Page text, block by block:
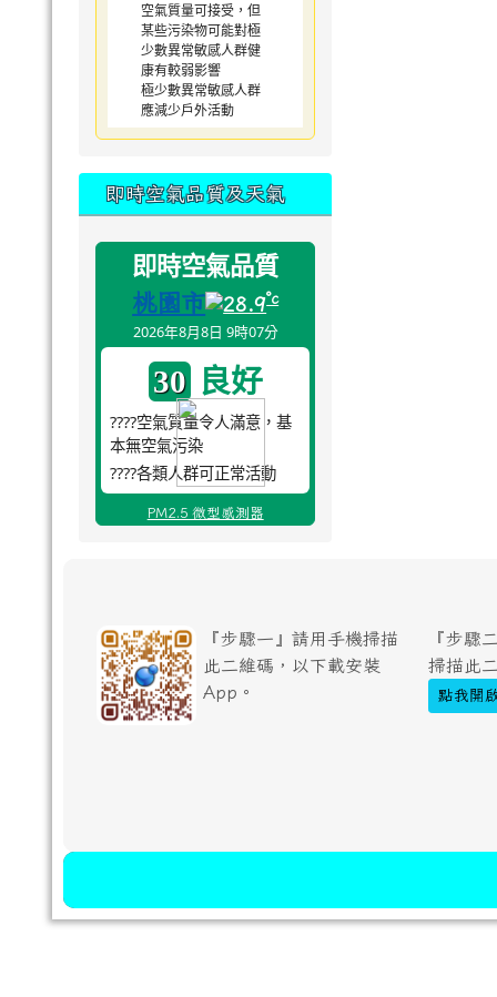
空氣質量可接受，但
某些污染物可能對極
少數異常敏感人群健
康有較弱影響
極少數異常敏感人群
應減少戶外活動
即時空氣品質及天氣
即時空氣品質
桃園市 28.9°c
2026年8月8日 9時07分
30 良好
????空氣質量令人滿意，基
本無空氣污染
????各類人群可正常活動
PM2.5 微型感測器
『步驟一』請用手機掃描
此二維碼，以下載安裝
App。
『步驟
掃描此
點我開